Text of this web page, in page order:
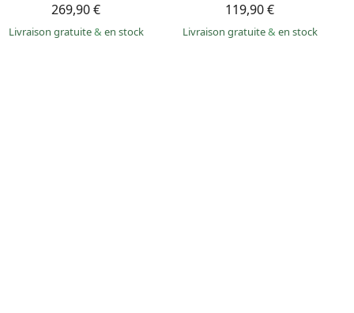
269,90 €
Livraison gratuite& en stock
119,90 €
Livraison gratuite& en stock